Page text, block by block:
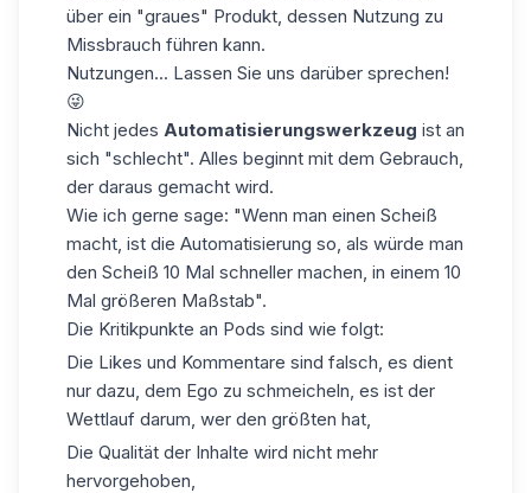
über ein "graues" Produkt, dessen Nutzung zu
Missbrauch führen kann.
Nutzungen... Lassen Sie uns darüber sprechen!
😜
Nicht jedes Automatisierungswerkzeug ist an
sich "schlecht". Alles beginnt mit dem Gebrauch,
der daraus gemacht wird.
Wie ich gerne sage: "Wenn man einen Scheiß
macht, ist die Automatisierung so, als würde man
den Scheiß 10 Mal schneller machen, in einem 10
Mal größeren Maßstab".
Die Kritikpunkte an Pods sind wie folgt:
Die Likes und Kommentare sind falsch, es dient
nur dazu, dem Ego zu schmeicheln, es ist der
Wettlauf darum, wer den größten hat,
Die Qualität der Inhalte wird nicht mehr
hervorgehoben,